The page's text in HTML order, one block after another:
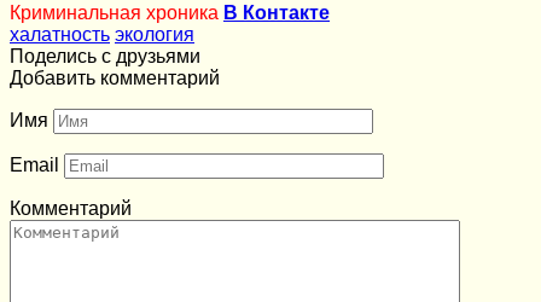
Криминальная хроника В Контакте
халатность экология
Поделись с друзьями
Добавить комментарий
Имя
Email
Комментарий